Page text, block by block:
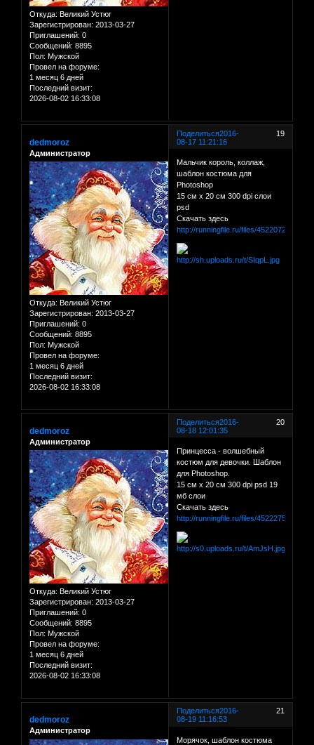
Откуда: Великий Устюг
Зарегистрирован: 2013-03-27
Приглашений: 0
Сообщений: 8895
Пол: Мужской
Провел на форуме:
1 месяц 6 дней
Последний визит:
2026-08-02 16:33:08
Поделиться 19
2016-
08-17 11:21:16
dedmoroz
Администратор
Откуда: Великий Устюг
Зарегистрирован: 2013-03-27
Приглашений: 0
Сообщений: 8895
Пол: Мужской
Провел на форуме:
1 месяц 6 дней
Последний визит:
2026-08-02 16:33:08
Мальчик король, коллаж,
шаблон костюма для
Photoshop
15 см х 20 см 300 dpi слои
psd
Скачать здесь
http://runningfile.ru/files/45220724
Поделиться 20
2016-
08-18 12:01:35
dedmoroz
Администратор
Откуда: Великий Устюг
Зарегистрирован: 2013-03-27
Приглашений: 0
Сообщений: 8895
Пол: Мужской
Провел на форуме:
1 месяц 6 дней
Последний визит:
2026-08-02 16:33:08
Принцесса - волшебный
костюм для девочки. Шаблон
для Photoshop.
15 см х 20 см 300 dpi psd 19
мб слои
Скачать здесь
http://runningfile.ru/files/45222754
Поделиться 21
2016-
08-19 11:16:53
dedmoroz
Администратор
Морячок, шаблон костюма